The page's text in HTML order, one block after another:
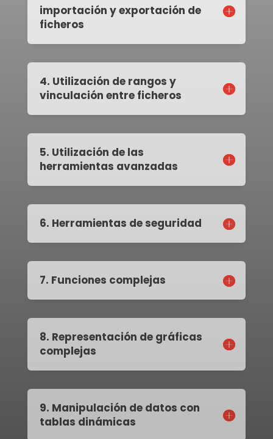
importación y exportación de
ficheros
4. Utilización de rangos y
vinculación entre ficheros
5. Utilización de las
herramientas avanzadas
6. Herramientas de seguridad
7. Funciones complejas
8. Representación de gráficas
complejas
9. Manipulación de datos con
tablas dinámicas